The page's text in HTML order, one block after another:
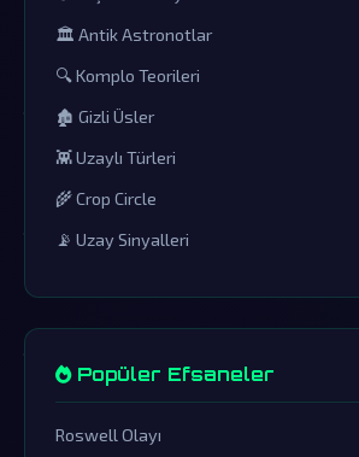
🏛️ Antik Astronotlar
🔍 Komplo Teorileri
🏚️ Gizli Üsler
👾 Uzaylı Türleri
🌾 Crop Circle
📡 Uzay Sinyalleri
Popüler Efsaneler
Roswell Olayı